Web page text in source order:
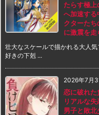
たらす極上
へ加速する
クターた
に激震を走
壮大なスケールで描かれる大人
好きの下剋 ...
2026年7月
恋に破れた
リアルな
男子と敗